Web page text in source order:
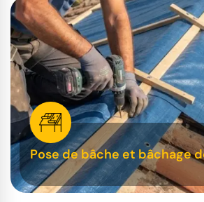
Pose de bâche et bâchage